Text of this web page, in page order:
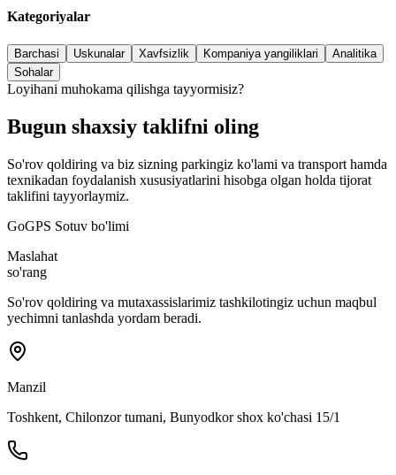
Kategoriyalar
Barchasi Uskunalar Xavfsizlik Kompaniya yangiliklari
Analitika
Sohalar
Loyihani muhokama qilishga tayyormisiz?
Bugun shaxsiy taklifni oling
So'rov qoldiring va biz sizning parkingiz ko'lami va transport hamda
texnikadan foydalanish xususiyatlarini hisobga olgan holda tijorat
taklifini tayyorlaymiz.
GoGPS Sotuv bo'limi
Maslahat
so'rang
So'rov qoldiring va mutaxassislarimiz tashkilotingiz uchun maqbul
yechimni tanlashda yordam beradi.
Manzil
Toshkent, Chilonzor tumani, Bunyodkor shox ko'chasi 15/1